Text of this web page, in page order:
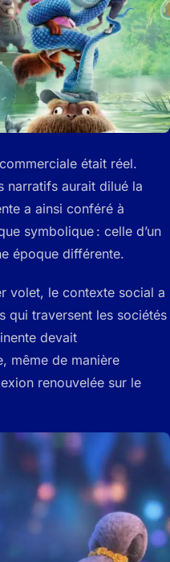
était réel.
narratifs aurait dilué la
a ainsi conféré à
symbolique : celle d’un
époque différente.
volet, le contexte social a
qui traversent les sociétés
devait
même de manière
renouvelée sur le